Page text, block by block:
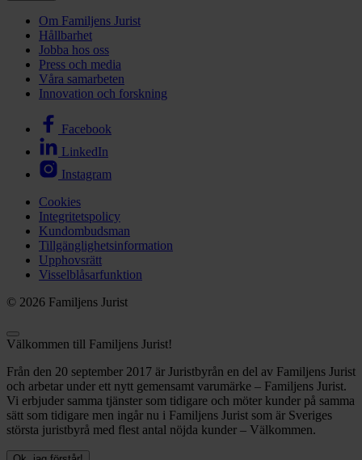
Om Familjens Jurist
Hållbarhet
Jobba hos oss
Press och media
Våra samarbeten
Innovation och forskning
Facebook
LinkedIn
Instagram
Cookies
Integritetspolicy
Kundombudsman
Tillgänglighetsinformation
Upphovsrätt
Visselblåsarfunktion
© 2026 Familjens Jurist
Välkommen till Familjens Jurist!
Från den 20 september 2017 är Juristbyrån en del av Familjens Jurist
och arbetar under ett nytt gemensamt varumärke – Familjens Jurist.
Vi erbjuder samma tjänster som tidigare och möter kunder på samma
sätt som tidigare men ingår nu i Familjens Jurist som är Sveriges
största juristbyrå med flest antal nöjda kunder – Välkommen.